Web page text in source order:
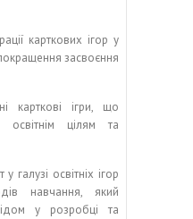
карткових ігор у
засвоєння
карткові ігри, що
освітнім цілям та
галузі освітніх ігор
навчання, який
у розробці та